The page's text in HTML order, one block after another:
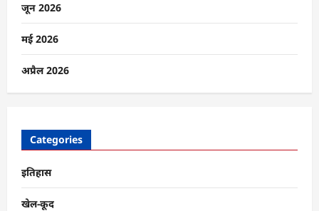
किसकी
के
में
पढ़ें
जून 2026
मई 2026
अप्रैल 2026
Categories
इतिहास
खेल-कूद